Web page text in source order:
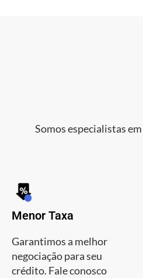
Somos especialistas em
Menor Taxa
Garantimos a melhor
negociação para seu
crédito. Fale conosco